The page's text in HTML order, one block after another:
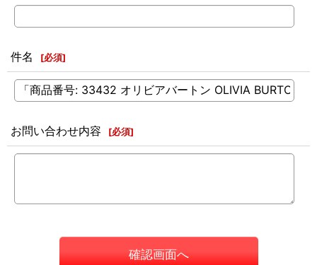
件名 [必須]
お問い合わせ内容 [必須]
確認画面へ